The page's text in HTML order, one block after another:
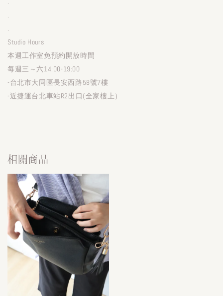
.
.
Studio Hours
本週工作室免預約開放時間
每週三～六14:00-19:00
-台北市大同區長安西路58號7樓
-近捷運台北車站R2出口(全家樓上）
相關商品